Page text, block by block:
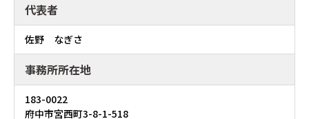
代表者
佐野 なぎさ
事務所所在地
183-0022
府中市宮西町3-8-1-518